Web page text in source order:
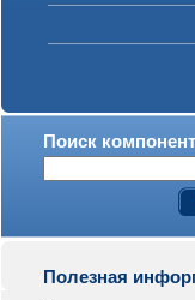
Поиск
Полезная